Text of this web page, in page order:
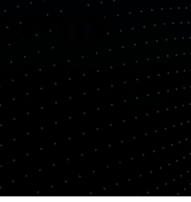
Inc. All rights reserved.